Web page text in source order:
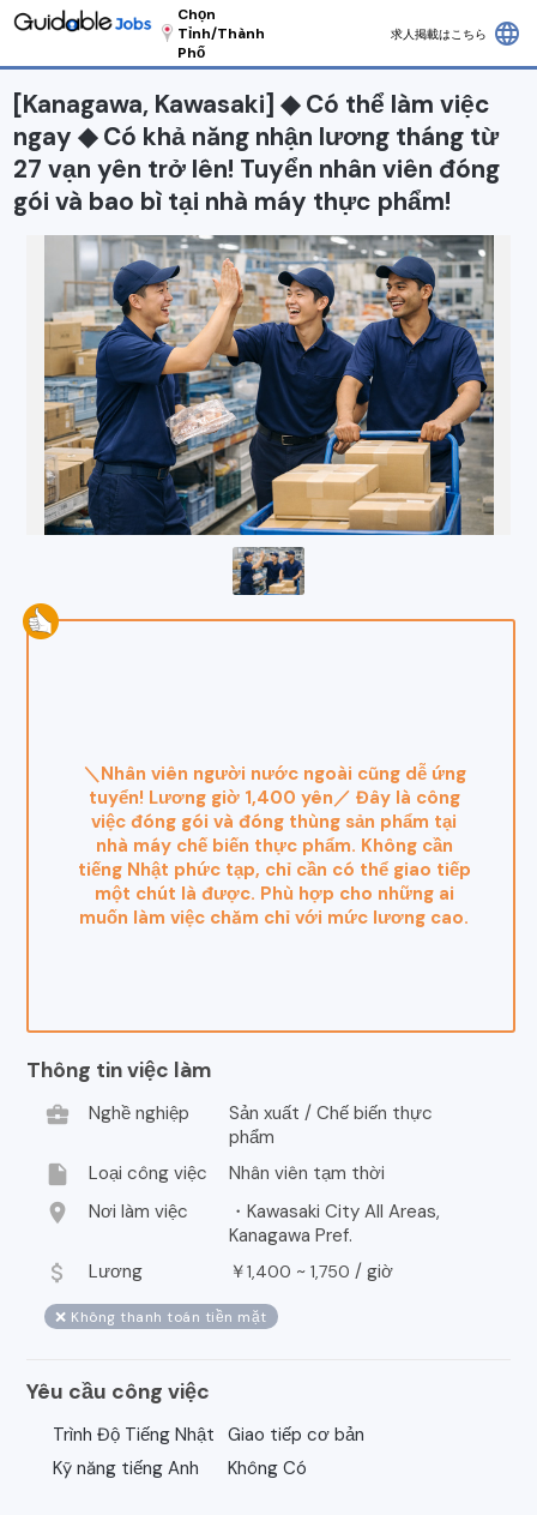
Chọn
Tỉnh/Thành
Phố
求人掲載はこちら language
[Kanagawa, Kawasaki] ◆ Có thể làm việc
ngay ◆ Có khả năng nhận lương tháng từ
27 vạn yên trở lên! Tuyển nhân viên đóng
gói và bao bì tại nhà máy thực phẩm!
＼Nhân viên người nước ngoài cũng dễ ứng
tuyển! Lương giờ 1,400 yên／ Đây là công
việc đóng gói và đóng thùng sản phẩm tại
nhà máy chế biến thực phẩm. Không cần
tiếng Nhật phức tạp, chỉ cần có thể giao tiếp
một chút là được. Phù hợp cho những ai
muốn làm việc chăm chỉ với mức lương cao.
Thông tin việc làm
business_center
Nghề nghiệp
Sản xuất / Chế biến thực
phẩm
insert_drive_file Loại công việc Nhân viên tạm thời
location_on Nơi làm việc
・Kawasaki City All Areas,
Kanagawa Pref.
attach_money Lương ￥1,400 ~ 1,750 / giờ
❌ Không thanh toán tiền mặt
Yêu cầu công việc
Trình Độ Tiếng Nhật
Giao tiếp cơ bản
Kỹ năng tiếng Anh
Không Có